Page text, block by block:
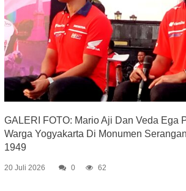
GALERI FOTO: Mario Aji Dan Veda Ega
Warga Yogyakarta Di Monumen
1949
20 Juli 2026 0 62